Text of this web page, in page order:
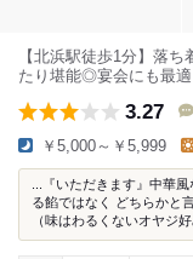
【北浜駅徒歩1分】落
たり堪能◎宴会にも最適
3.27
￥5,000～￥5,999
...『いただきます』中華
る餡ではなく どちらかと
（味はわるくないオヤジ好